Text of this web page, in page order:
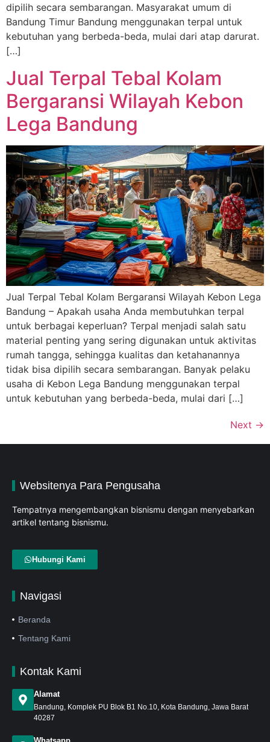
dipilih secara sembarangan. Masyarakat umum di
Bandung Timur Bandung menggunakan terpal untuk
kebutuhan yang berbeda-beda, mulai dari atap darurat.
[…]
Jual Terpal Tebal Kolam
Bergaransi Wilayah Kebon
Lega Bandung
Jual Terpal Tebal Kolam Bergaransi Wilayah Kebon Lega
Bandung – Apakah usaha Anda membutuhkan terpal
untuk berbagai keperluan? Terpal menjadi salah satu
material penting yang sering digunakan untuk aktivitas
rumah tangga, sehingga kualitas dan ketahanannya
tidak bisa dipilih secara sembarangan. Banyak pelaku
usaha di Kebon Lega Bandung menggunakan terpal
untuk kebutuhan yang berbeda-beda, mulai dari […]
Next →
Websitenya Para Pengusaha
Tempatnya mengembangkan bisnismu dengan menyebarkan
artikel tentang bisnismu.
Hubungi Kami
Navigasi
Beranda
Tentang Kami
Kontak Kami
Alamat
Bandung , Komplek PU Blok B1 No.10, Kota Bandung, Jawa Barat
40287